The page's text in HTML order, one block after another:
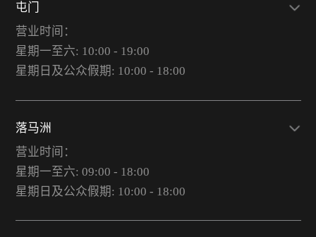
屯门
营业时间：
星期一至六: 10:00 - 19:00
星期日及公众假期: 10:00 - 18:00
落马洲
营业时间：
星期一至六: 09:00 - 18:00
星期日及公众假期: 10:00 - 18:00